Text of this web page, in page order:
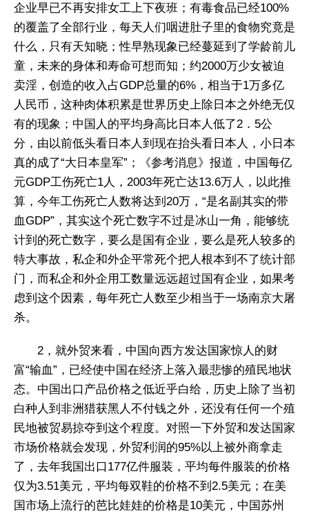
企业早已不再安排女工上下夜班；有毒食品已经100%
的覆盖了全部行业，每天人们咽进肚子里的食物究竟是
什么，只有天知晓；性早熟现象已经蔓延到了学龄前儿
童，未来的身体和寿命可想而知；约2000万少女被迫
卖淫，创造的收入占GDP总量的6%，相当于1万多亿
人民币，这种肉体积累是世界历史上除日本之外绝无仅
有的现象；中国人的平均身高比日本人低了2．5公
分，由以前低头看日本人到现在抬头看日本人，小日本
真的成了“大日本皇军”；《参考消息》报道，中国每亿
元GDP工伤死亡1人，2003年死亡达13.6万人，以此推
算，今年工伤死亡人数将达到20万，“是名副其实的带
血GDP”，其实这个死亡数字不过是冰山一角，能够统
计到的死亡数字，要么是国有企业，要么是死人较多的
特大事故，私企和外企平常死个把人根本到不了统计部
门，而私企和外企用工数量远远超过国有企业，如果考
虑到这个因素，每年死亡人数至少相当于一场南京大屠
杀。
2，就外贸来看，中国向西方发达国家惊人的财
富“输血”，已经使中国在经济上落入最悲惨的殖民地状
态。中国出口产品价格之低近乎白给，历史上除了当初
白种人到非洲猎获黑人不付钱之外，还没有任何一个殖
民地被贸易掠夺到这个程度。对照一下外贸和发达国家
市场价格就会发现，外贸利润的95%以上被外商拿走
了，去年我国出口177亿件服装，平均每件服装的价格
仅为3.51美元，平均每双鞋的价格不到2.5美元；在美
国市场上流行的芭比娃娃的价格是10美元，中国苏州